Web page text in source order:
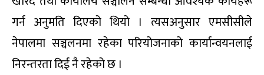
गर्न अनुमति दिएको थियो । त्यसअनुसार एमसीसीले
नेपालमा सञ्चलनमा रहेका परियोजनाको कार्यान्वयनलाई
निरन्तरता दिई नै रहेको छ ।